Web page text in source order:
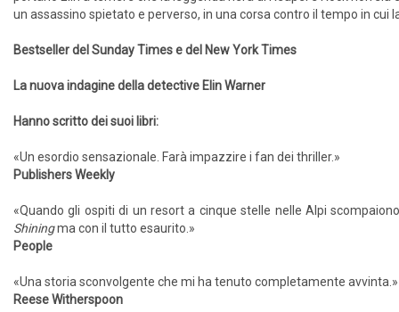
un assassino spietato e perverso, in una corsa contro il tempo in cui
Bestseller del Sunday Times e del New York Times
La nuova indagine della detective Elin Warner
Hanno scritto dei suoi libri:
«Un esordio sensazionale. Farà impazzire i fan dei thriller.»
Publishers Weekly
«Quando gli ospiti di un resort a cinque stelle nelle Alpi
Shiningma con il tutto esaurito.»
People
«Una storia sconvolgente che mi ha tenuto completamente avvinta.»
Reese Witherspoon